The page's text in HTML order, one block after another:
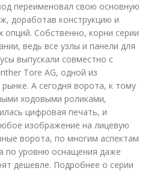
переименовал свою основную
доработав конструкцию и
опций. Собственно, корни серии
ведь все узлы и панели для
выпускали совместно с
Tore AG, одной из
А сегодня ворота, к тому
ходовыми роликами,
цифровая печать, и
изображение на лицевую
ворота, по многим аспектам
по уровню оснащения даже
дешевле. Подробнее о серии